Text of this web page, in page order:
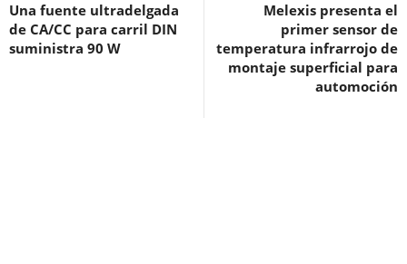
Una fuente ultradelgada
de CA/CC para carril DIN
suministra 90 W
Melexis presenta el
primer sensor de
temperatura infrarrojo de
montaje superficial para
automoción